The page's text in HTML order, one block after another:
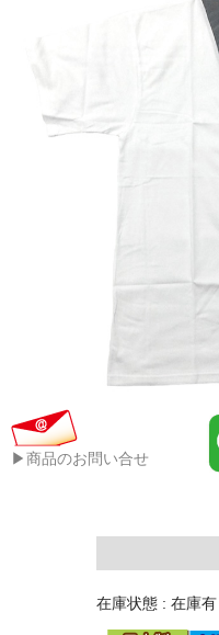
▶商品のお問い合せ
在庫状態 : 在庫有